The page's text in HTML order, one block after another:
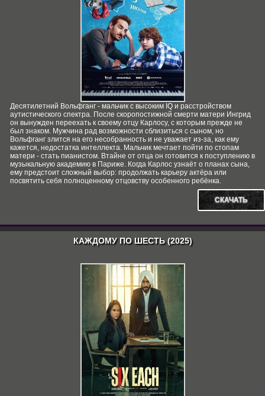
Десятилетний Вольфганг - мальчик с высоким IQ и расстройством
аутистического спектра. После скоропостижной смерти матери Ингрид
он вынужден переехать к своему отцу Карлосу, с которым прежде не
был знаком. Мужчина рад возможности сблизиться с сыном, но
Вольфганг злится на его несобранность и не уважает из-за, как ему
кажется, недостатка интеллекта. Мальчик мечтает пойти по стопам
матери - стать пианистом. Втайне от отца он готовится к поступлению в
музыкальную академию в Париже. Когда Карлос узнаёт о планах сына,
ему предстоит сложный выбор: продолжать карьеру актёра или
посвятить себя полноценному отцовству особенного ребёнка.
СКАЧАТЬ
КАЖДОМУ ПО ШЕСТЬ (2025)